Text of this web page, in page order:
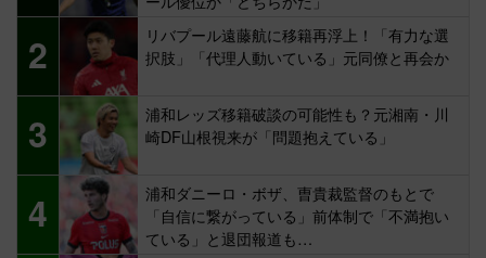
2
リバプール遠藤航に移籍再浮上！「有力な選
択肢」「代理人動いている」元同僚と再会か
3
浦和レッズ移籍破談の可能性も？元湘南・川
崎DF山根視来が「問題抱えている」
4
浦和ダニーロ・ボザ、曺貴裁監督のもとで
「自信に繋がっている」前体制で「不満抱い
ている」と退団報道も…